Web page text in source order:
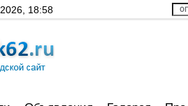
2026, 18:58